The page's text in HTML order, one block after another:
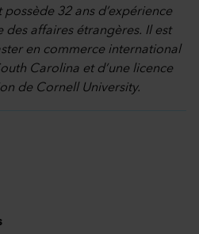
32 ans d’expérience
des affaires étrangères. Il est
en commerce international
Carolina et d’une licence
de Cornell University.